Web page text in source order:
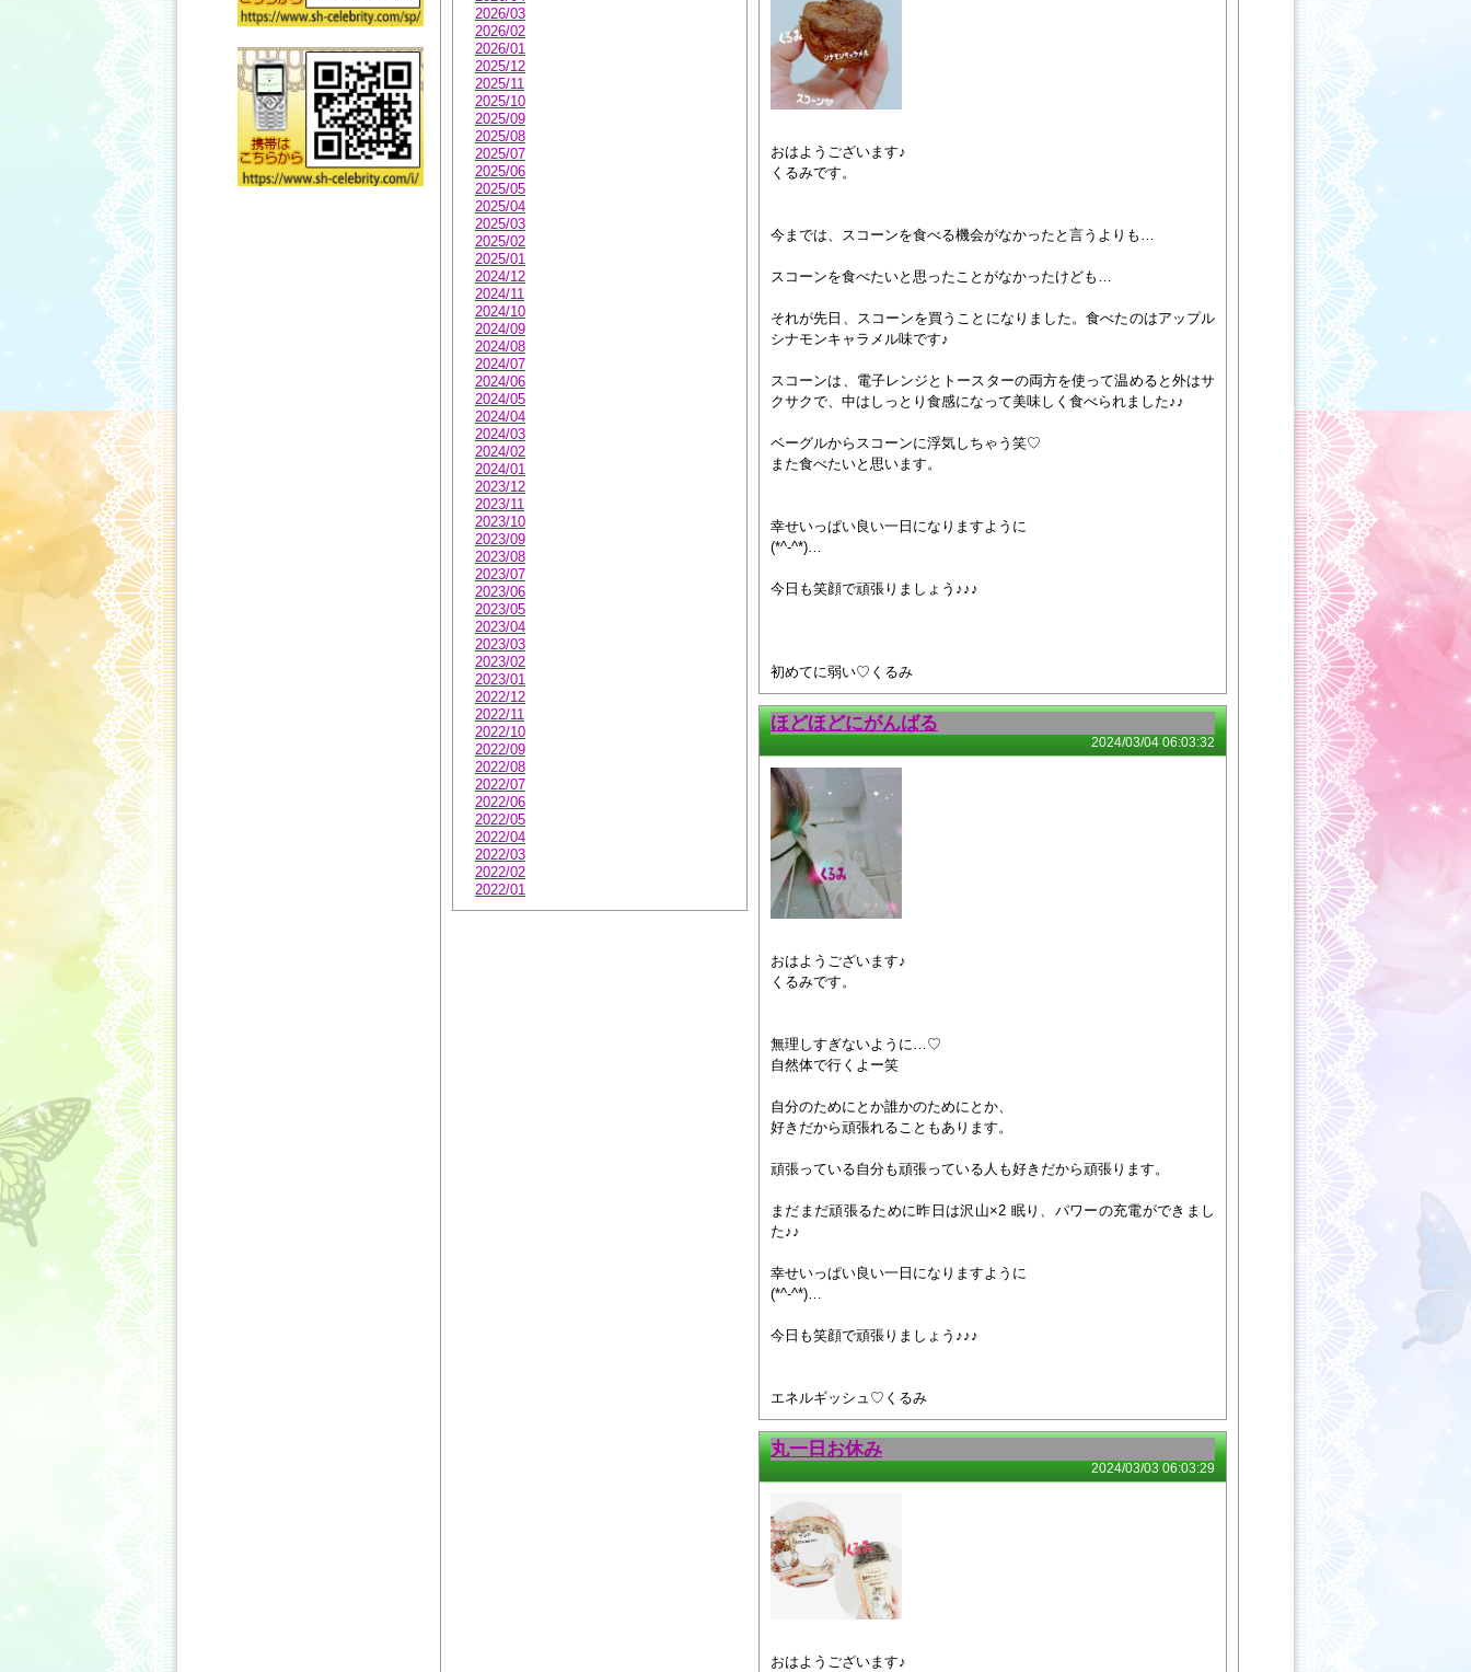
2026/03
2026/02
2026/01
2025/12
2025/11
2025/10
2025/09
2025/08
2025/07
2025/06
2025/05
2025/04
2025/03
2025/02
2025/01
2024/12
2024/11
2024/10
2024/09
2024/08
2024/07
2024/06
2024/05
2024/04
2024/03
2024/02
2024/01
2023/12
2023/11
2023/10
2023/09
2023/08
2023/07
2023/06
2023/05
2023/04
2023/03
2023/02
2023/01
2022/12
2022/11
2022/10
2022/09
2022/08
2022/07
2022/06
2022/05
2022/04
2022/03
2022/02
2022/01
おはようございます♪
くるみです。
今までは、スコーンを食べる機会がなかったと言うよりも…
スコーンを食べたいと思ったことがなかったけども…
それが先日、スコーンを買うことになりました。食べたのはアップル
シナモンキャラメル味です♪
スコーンは、電子レンジとトースターの両方を使って温めると外はサ
クサクで、中はしっとり食感になって美味しく食べられました♪♪
ベーグルからスコーンに浮気しちゃう笑♡
また食べたいと思います。
幸せいっぱい良い一日になりますように
(*^-^*)…
今日も笑顔で頑張りましょう♪♪♪
初めてに弱い♡くるみ
ほどほどにがんばる
2024/03/04 06:03:32
おはようございます♪
くるみです。
無理しすぎないように…♡
自然体で行くよー笑
自分のためにとか誰かのためにとか、
好きだから頑張れることもあります。
頑張っている自分も頑張っている人も好きだから頑張ります。
まだまだ頑張るために昨日は沢山×2 眠り、パワーの充電ができまし
た♪♪
幸せいっぱい良い一日になりますように
(*^-^*)…
今日も笑顔で頑張りましょう♪♪♪
エネルギッシュ♡くるみ
丸一日お休み
2024/03/03 06:03:29
おはようございます♪